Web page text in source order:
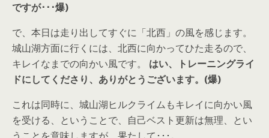
ですが･･･爆)
で、本日は走り出してすぐに「北西」の風を感じます。
城山湖方面に行くには、北西に向かってひた走るので、
キレイなまでの向かい風です。 はい、トレーニングライ
ドにしてくださり、ありがとうございます。(爆)
これは同時に、城山湖ヒルクライムもキレイに向かい風
を受ける、ということで、自己ベスト更新は無理、とい